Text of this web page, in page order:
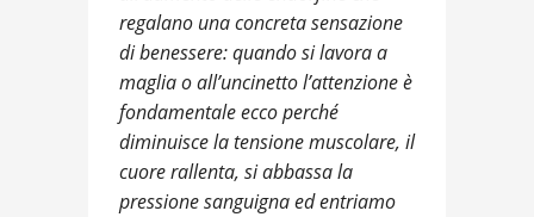
regalano una concreta sensazione
di benessere: quando si lavora a
maglia o all’uncinetto l’attenzione è
fondamentale ecco perché
diminuisce la tensione muscolare, il
cuore rallenta, si abbassa la
pressione sanguigna ed entriamo